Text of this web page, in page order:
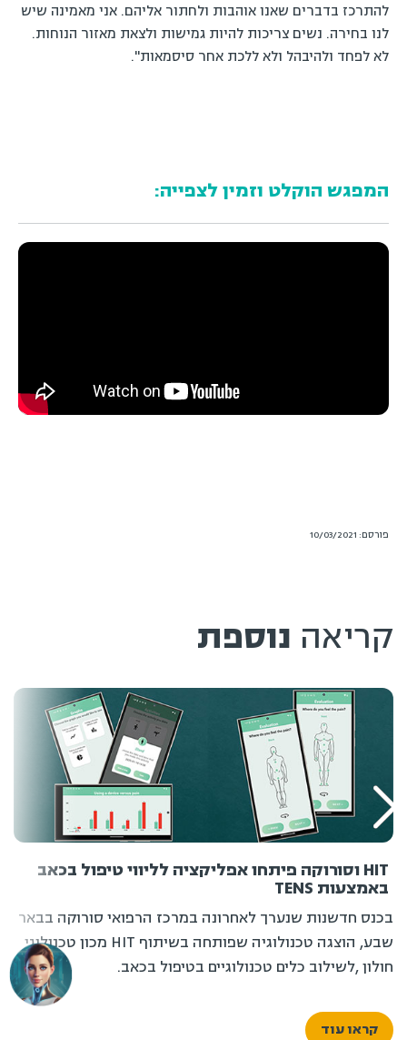
להתרכז בדברים שאנו אוהבות ולחתור אליהם. אני מאמינה שיש
לנו בחירה. נשים צריכות להיות גמישות ולצאת מאזור הנוחות.
לא לפחד ולהיבהל ולא ללכת אחר סיסמאות".
המפגש הוקלט וזמין לצפייה:
פורסם: 10/03/2021
קריאה נוספת
HIT וסורוקה פיתחו אפליקציה לליווי טיפול בכאב
באמצעות TENS
בכנס חדשנות שנערך לאחרונה במרכז הרפואי סורוקה בבאר
שבע, הוצגה טכנולוגיה שפותחה בשיתוף HIT מכון טכנולוגי
חולון ,לשילוב כלים טכנולוגיים בטיפול בכאב.
קראו עוד